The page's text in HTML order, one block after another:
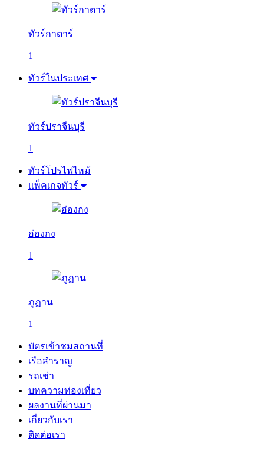
ทัวร์กาตาร์
1
ทัวร์ในประเทศ
ทัวร์ปราจีนบุรี
1
ทัวร์โปรไฟไหม้
แพ็คเกจทัวร์
ฮ่องกง
1
ภูฏาน
1
บัตรเข้าชมสถานที่
เรือสำราญ
รถเช่า
บทความท่องเที่ยว
ผลงานที่ผ่านมา
เกี่ยวกับเรา
ติดต่อเรา